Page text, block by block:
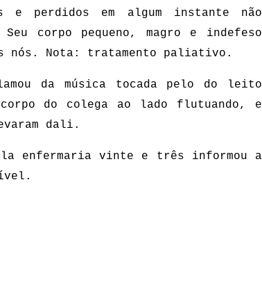
e perdidos em algum instante não
corpo pequeno, magro e indefeso
nós. Nota: tratamento paliativo.
da música tocada pelo do leito
do colega ao lado flutuando, e
dali.
enfermaria vinte e três informou a